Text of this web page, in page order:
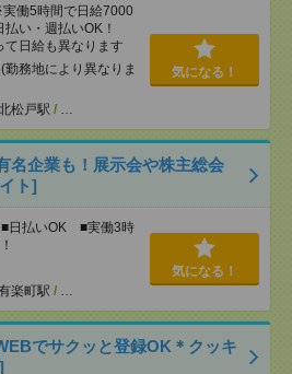
働5時間で日給7000
い・週払いOK！
て日給も異なります
務地により異なりま
松戸駅 / …
気になる！
名企業も！展示会や株主総会
ト]
日払いOK ■実働3時
楽町駅 / …
気になる！
でサクッと登録OK＊クッキ